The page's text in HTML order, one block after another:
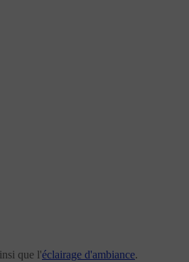
que l'éclairage d'ambiance.